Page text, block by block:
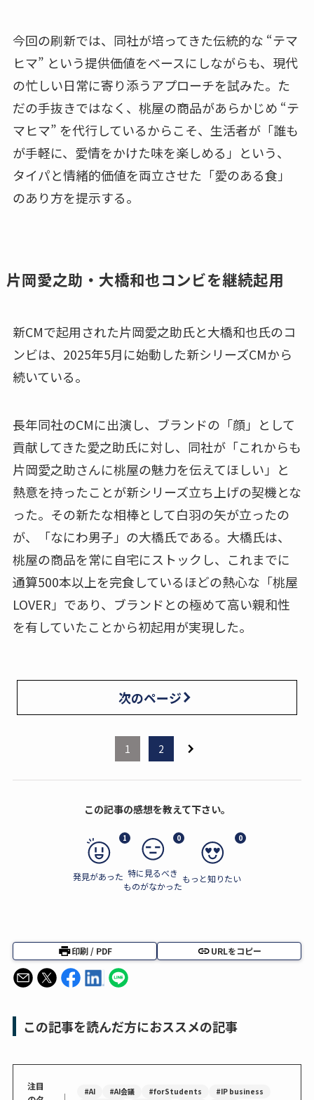
今回の刷新では、同社が培ってきた伝統的な “テマ
ヒマ” という提供価値をベースにしながらも、現代
の忙しい日常に寄り添うアプローチを試みた。た
だの手抜きではなく、桃屋の商品があらかじめ “テ
マヒマ” を代行しているからこそ、生活者が「誰も
が手軽に、愛情をかけた味を楽しめる」という、
タイパと情緒的価値を両立させた「愛のある食」
のあり方を提示する。
片岡愛之助・大橋和也コンビを継続起用
新CMで起用された片岡愛之助氏と大橋和也氏のコ
ンビは、2025年5月に始動した新シリーズCMから
続いている。
長年同社のCMに出演し、ブランドの「顔」として
貢献してきた愛之助氏に対し、同社が「これからも
片岡愛之助さんに桃屋の魅力を伝えてほしい」と
熱意を持ったことが新シリーズ立ち上げの契機とな
った。その新たな相棒として白羽の矢が立ったの
が、「なにわ男子」の大橋氏である。大橋氏は、
桃屋の商品を常に自宅にストックし、これまでに
通算500本以上を完食しているほどの熱心な「桃屋
LOVER」であり、ブランドとの極めて高い親和性
を有していたことから初起用が実現した。
次のページ
1 2
この記事の感想を教えて下さい。
1
発見があった
0
特に見るべき
ものがなかった
0
もっと知りたい
印刷 / PDF URLをコピー
この記事を読んだ方におススメの記事
注目
#AI #AI会議 #forStudents #IP business